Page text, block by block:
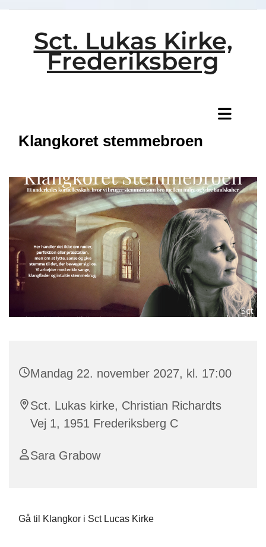
Sct. Lukas Kirke,
Frederiksberg
Klangkoret stemmebroen
Mandag 22. november 2027, kl. 17:00
Sct. Lukas kirke, Christian Richardts
Vej 1, 1951 Frederiksberg C
Sara Grabow
Gå til Klangkor i Sct Lucas Kirke